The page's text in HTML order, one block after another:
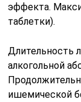
эффекта.
таблетки).
Длительность
алкогольной
ишемической